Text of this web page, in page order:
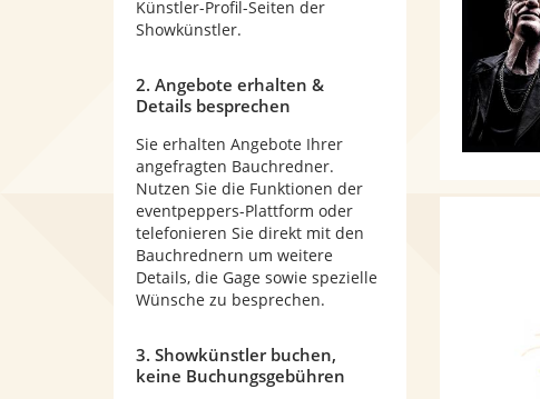
Künstler-Profil-Seiten der
Showkünstler.
2. Angebote erhalten &
Details besprechen
Sie erhalten Angebote Ihrer
angefragten Bauchredner.
Nutzen Sie die Funktionen der
eventpeppers-Plattform oder
telefonieren Sie direkt mit den
Bauchrednern um weitere
Details, die Gage sowie spezielle
Wünsche zu besprechen.
3. Showkünstler buchen,
keine Buchungsgebühren